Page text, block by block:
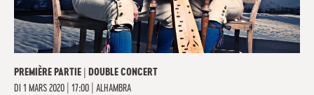
PREMIÈRE PARTIE | DOUBLE CONCERT
DI 1 MARS 2020 | 17:00 ALHAMBRA